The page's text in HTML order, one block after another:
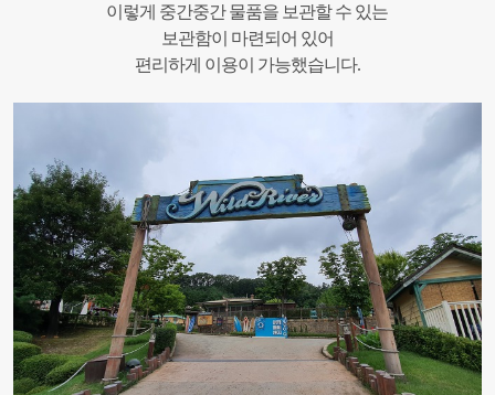
이렇게 중간중간 물품을 보관할 수 있는
보관함이 마련되어 있어
편리하게 이용이 가능했습니다.